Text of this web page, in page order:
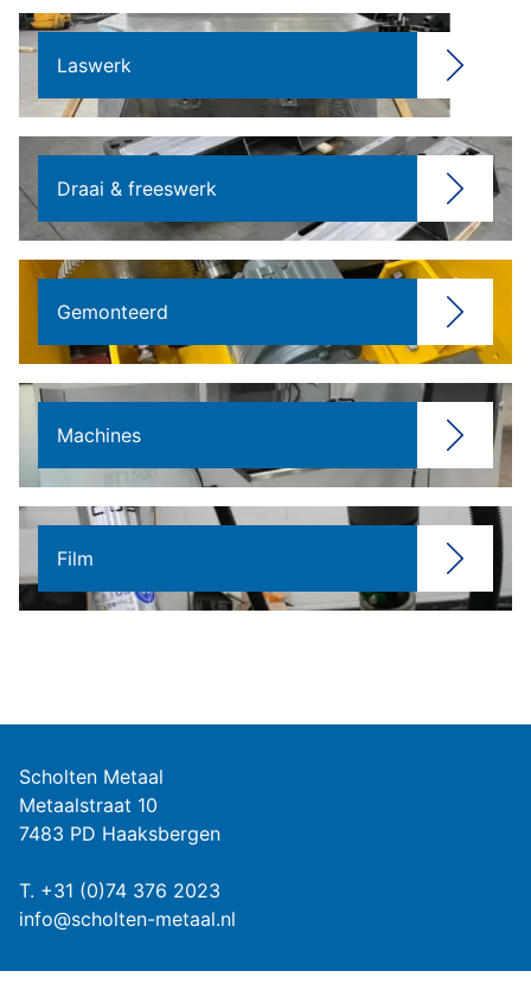
Laswerk
Draai & freeswerk
Gemonteerd
Machines
Film
Scholten Metaal
Metaalstraat 10
7483 PD Haaksbergen
T. +31 (0)74 376 2023
info@scholten-metaal.nl